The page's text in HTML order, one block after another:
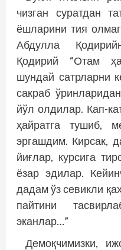
чизган суратдан
ёшларини тия
Абдулла
Қодирий “Отам
шундай сатрларни
сакраб
йўл олдилар. Кап-
ҳайратга тушиб,
эргашдим. Кирсак,
йиғлар, курсига
ёзар эдилар.
дадам ўз севикли
пайтини
эканлар…”
Демоқчимизки,